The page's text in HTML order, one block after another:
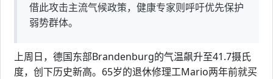
借此攻击主流气候政策，健康专家则呼吁优先保护
弱势群体。
上周日，德国东部Brandenburg的气温飙升至41.7摄氏
度，创下历史新高。65岁的退休修理工Mario两年前就买